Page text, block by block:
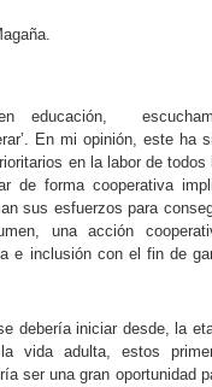
educación,
En mi opinión, este ha
en la labor de todos
de forma cooperativa
sus esfuerzos para
una acción
e inclusión con el fin de
debería iniciar desde, la
vida adulta, estos
ser una gran oportunidad